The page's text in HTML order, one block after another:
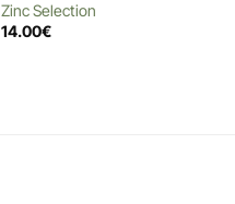
Zinc Selection
14.00€